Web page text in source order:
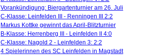
Vorankündigung: Biergartenturnier am 26. Juli
C-Klasse: Leinfelden III - Renningen III 2:2
Markus Kottke gewinnt das April-Blitzturnier
B-Klasse: Herrenberg III - Leinfelden II 4:0
C-Klasse: Nagold 2 - Leinfelden 3: 2:2
4 Spielerinnen des SC Leinfelden in Magstadt